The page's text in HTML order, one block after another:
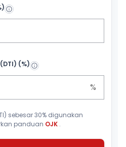
(%)
%
sebesar 30% digunakan
panduan OJK .